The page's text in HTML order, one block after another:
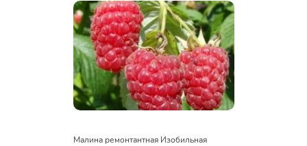
Малина ремонтантная Изобильная